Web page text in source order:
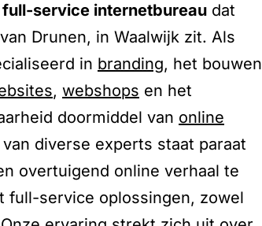
full-service internetbureau dat
Drunen, in Waalwijk zit. Als
in branding, het bouwen
, webshops en het
doormiddel van online
diverse experts staat paraat
overtuigend online verhaal te
full-service oplossingen, zowel